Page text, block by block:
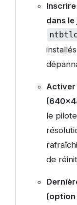
dans
Activer
le
de
(option